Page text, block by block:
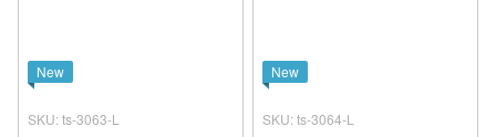
New
SKU: ts-3063-L
New
SKU: ts-3064-L